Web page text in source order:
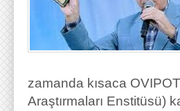
zamanda kısaca
Araştırmaları Enstitüsü)